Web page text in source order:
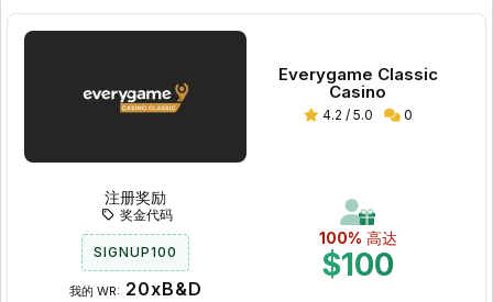
Everygame Classic
Casino
4.2 / 5.0 0
100% 高达
$100
注册奖励
奖金代码
SIGNUP100
我的 WR: 20xB&D